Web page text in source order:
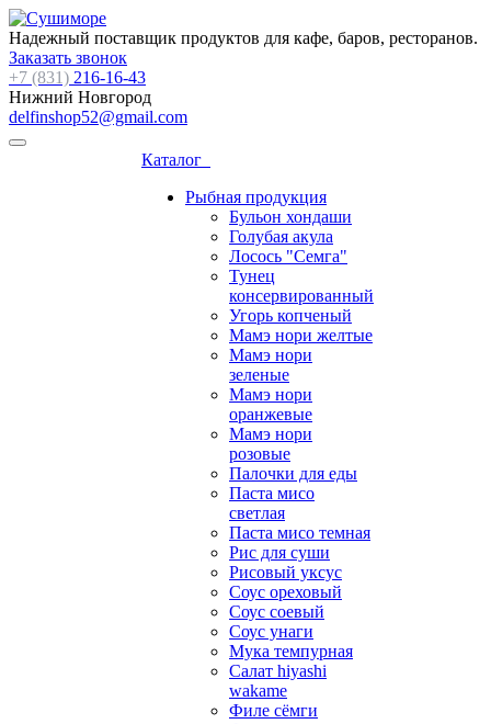
Надежный поставщик продуктов для кафе, баров, ресторанов.
Заказать звонок
+7 (831) 216-16-43
Нижний Новгород
delfinshop52@gmail.com
Каталог
Рыбная продукция
Бульон хондаши
Голубая акула
Лосось "Семга"
Тунец
консервированный
Угорь копченый
Мамэ нори желтые
Мамэ нори
зеленые
Мамэ нори
оранжевые
Мамэ нори
розовые
Палочки для еды
Паста мисо
светлая
Паста мисо темная
Рис для суши
Рисовый уксус
Соус ореховый
Соус соевый
Соус унаги
Мука темпурная
Салат hiyashi
wakame
Филе сёмги